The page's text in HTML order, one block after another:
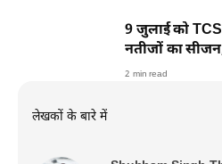
9 जुलाई को
नतीजों का
टिकी नजर
2 min read
लेखकों के बारे में